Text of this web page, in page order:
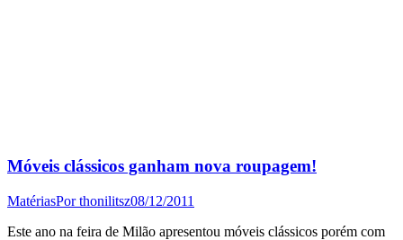
Móveis clássicos ganham nova roupagem!
MatériasPorthonilitsz08/12/2011
Este ano na feira de Milão apresentou móveis clássicos porém com